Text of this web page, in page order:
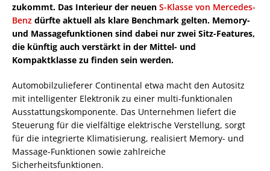
zukommt. Das Interieur der neuen S-Klasse von Mercedes-
Benz dürfte aktuell als klare Benchmark gelten. Memory-
und Massagefunktionen sind dabei nur zwei Sitz-Features,
die künftig auch verstärkt in der Mittel- und
Kompaktklasse zu finden sein werden.
Automobilzulieferer Continental etwa macht den Autositz
mit intelligenter Elektronik zu einer multi-funktionalen
Ausstattungskomponente. Das Unternehmen liefert die
Steuerung für die vielfältige elektrische Verstellung, sorgt
für die integrierte Klimatisierung, realisiert Memory- und
Massage-Funktionen sowie zahlreiche
Sicherheitsfunktionen.